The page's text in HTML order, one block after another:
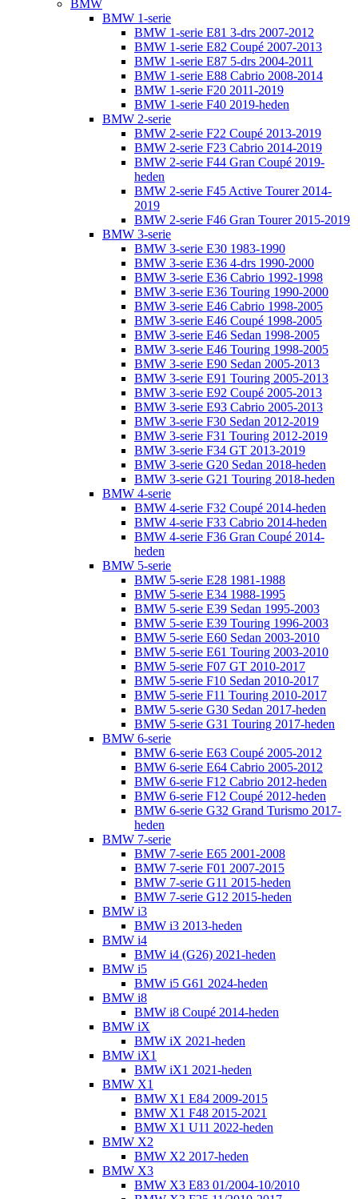
BMW
BMW 1-serie
BMW 1-serie E81 3-drs 2007-2012
BMW 1-serie E82 Coupé 2007-2013
BMW 1-serie E87 5-drs 2004-2011
BMW 1-serie E88 Cabrio 2008-2014
BMW 1-serie F20 2011-2019
BMW 1-serie F40 2019-heden
BMW 2-serie
BMW 2-serie F22 Coupé 2013-2019
BMW 2-serie F23 Cabrio 2014-2019
BMW 2-serie F44 Gran Coupé 2019-
heden
BMW 2-serie F45 Active Tourer 2014-
2019
BMW 2-serie F46 Gran Tourer 2015-2019
BMW 3-serie
BMW 3-serie E30 1983-1990
BMW 3-serie E36 4-drs 1990-2000
BMW 3-serie E36 Cabrio 1992-1998
BMW 3-serie E36 Touring 1990-2000
BMW 3-serie E46 Cabrio 1998-2005
BMW 3-serie E46 Coupé 1998-2005
BMW 3-serie E46 Sedan 1998-2005
BMW 3-serie E46 Touring 1998-2005
BMW 3-serie E90 Sedan 2005-2013
BMW 3-serie E91 Touring 2005-2013
BMW 3-serie E92 Coupé 2005-2013
BMW 3-serie E93 Cabrio 2005-2013
BMW 3-serie F30 Sedan 2012-2019
BMW 3-serie F31 Touring 2012-2019
BMW 3-serie F34 GT 2013-2019
BMW 3-serie G20 Sedan 2018-heden
BMW 3-serie G21 Touring 2018-heden
BMW 4-serie
BMW 4-serie F32 Coupé 2014-heden
BMW 4-serie F33 Cabrio 2014-heden
BMW 4-serie F36 Gran Coupé 2014-
heden
BMW 5-serie
BMW 5-serie E28 1981-1988
BMW 5-serie E34 1988-1995
BMW 5-serie E39 Sedan 1995-2003
BMW 5-serie E39 Touring 1996-2003
BMW 5-serie E60 Sedan 2003-2010
BMW 5-serie E61 Touring 2003-2010
BMW 5-serie F07 GT 2010-2017
BMW 5-serie F10 Sedan 2010-2017
BMW 5-serie F11 Touring 2010-2017
BMW 5-serie G30 Sedan 2017-heden
BMW 5-serie G31 Touring 2017-heden
BMW 6-serie
BMW 6-serie E63 Coupé 2005-2012
BMW 6-serie E64 Cabrio 2005-2012
BMW 6-serie F12 Cabrio 2012-heden
BMW 6-serie F12 Coupé 2012-heden
BMW 6-serie G32 Grand Turismo 2017-
heden
BMW 7-serie
BMW 7-serie E65 2001-2008
BMW 7-serie F01 2007-2015
BMW 7-serie G11 2015-heden
BMW 7-serie G12 2015-heden
BMW i3
BMW i3 2013-heden
BMW i4
BMW i4 (G26) 2021-heden
BMW i5
BMW i5 G61 2024-heden
BMW i8
BMW i8 Coupé 2014-heden
BMW iX
BMW iX 2021-heden
BMW iX1
BMW iX1 2021-heden
BMW X1
BMW X1 E84 2009-2015
BMW X1 F48 2015-2021
BMW X1 U11 2022-heden
BMW X2
BMW X2 2017-heden
BMW X3
BMW X3 E83 01/2004-10/2010